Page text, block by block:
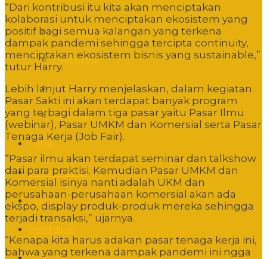
Commentary
Featured
Event
Editorial
Politik
Pemerintahan
Hukum
“Dari kontribusi itu kita akan menciptakan
kolaborasi untuk menciptakan ekosistem yang
positif bagi semua kalangan yang terkena
dampak pandemi sehingga tercipta continuity,
menciptakan ekosistem bisnis yang sustainable,”
tutur Harry.
Lebih lanjut Harry menjelaskan, dalam kegiatan
Pasar Sakti ini akan terdapat banyak program
yang terbagi dalam tiga pasar yaitu Pasar Ilmu
(webinar), Pasar UMKM dan Komersial serta Pasar
Tenaga Kerja (Job Fair).
“Pasar ilmu akan terdapat seminar dan talkshow
dari para praktisi. Kemudian Pasar UMKM dan
Komersial isinya nanti adalah UKM dan
perusahaan-perusahaan komersial akan ada
ekspo, display produk-produk mereka sehingga
terjadi transaksi,” ujarnya.
“Kenapa kita harus adakan pasar tenaga kerja ini,
bahwa yang terkena dampak pandemi ini ngga